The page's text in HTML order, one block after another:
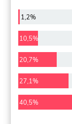
1,2%
10,5%
20,7%
27,1%
40,5%